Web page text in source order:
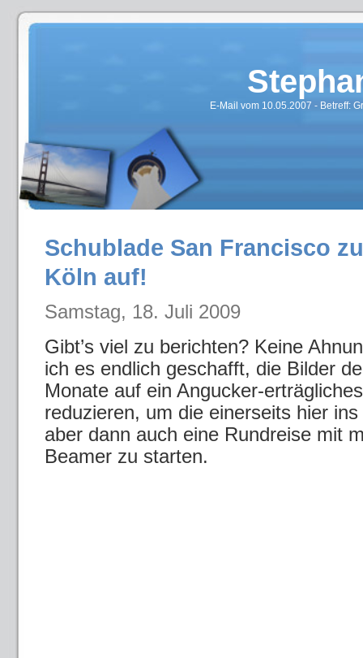
E-Mail vom 10.05.2007 - Betreff:
Schublade San Francisco
Köln auf!
Samstag, 18. Juli 2009
Gibt’s viel zu berichten? Keine
ich es endlich geschafft, die Bilder
Monate auf ein Angucker-
reduzieren, um die einerseits hier
aber dann auch eine Rundreise mit
Beamer zu starten.